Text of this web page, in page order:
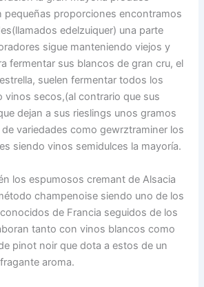
pequeñas proporciones encontramos
edelzuiquer) una parte
sigue manteniendo viejos y
fermentar sus blancos de gran cru, el
suelen fermentar todos los
vinos secos,(al contrario que sus
dejan a sus rieslings unos gramos
variedades como gewrztraminer los
siendo vinos semidulces la mayoría.
los espumosos cremant de Alsacia
champenoise siendo uno de los
de Francia seguidos de los
tanto con vinos blancos como
pinot noir que dota a estos de un
aroma.